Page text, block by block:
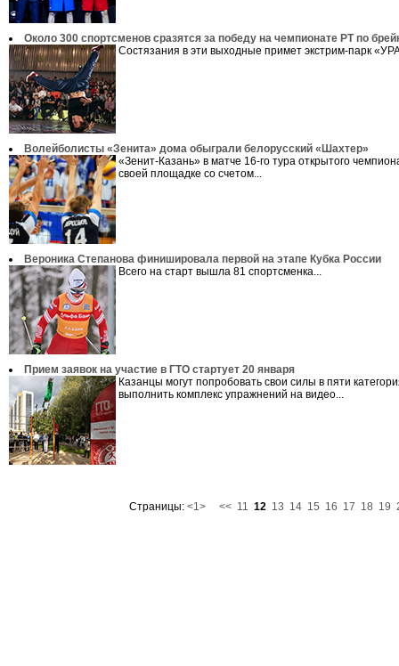
Около 300 спортсменов сразятся за победу на чемпионате РТ по
Состязания в эти выходные примет экстрим-парк
Волейболисты «Зенита» дома обыграли белорусский «Шахтер»
«Зенит-Казань» в матче 16-го тура открытого
своей площадке со счетом...
Вероника Степанова финишировала первой на этапе Кубка России
Всего на старт вышла 81 спортсменка...
Прием заявок на участие в ГТО стартует 20 января
Казанцы могут попробовать свои силы в пяти
выполнить комплекс упражнений на видео...
Страницы: <1> << 11 12 13 14 15 16 17 18 19